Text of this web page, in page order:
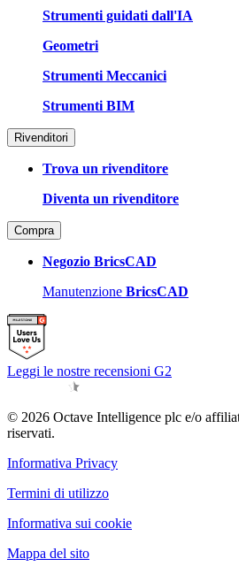
Strumenti guidati dall'IA
Geometri
Strumenti Meccanici
Strumenti BIM
Rivenditori
Trova un rivenditore
Diventa un rivenditore
Compra
Negozio BricsCAD
Manutenzione BricsCAD
Leggi le nostre recensioni G2
© 2026 Octave Intelligence plc e/o
riservati.
Informativa Privacy
Termini di utilizzo
Informativa sui cookie
Mappa del sito